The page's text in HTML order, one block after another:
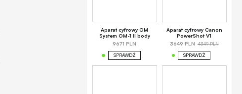
Aparat cyfrowy OM
System OM-1 II body
9671 PLN
SPRAWDŹ
Aparat cyfrowy Canon
PowerShot V1
3649 PLN 4349 PLN
SPRAWDŹ